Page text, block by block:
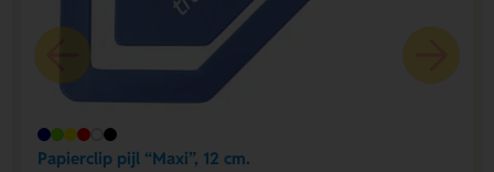
Papierclip pijl “Maxi”, 12 cm.